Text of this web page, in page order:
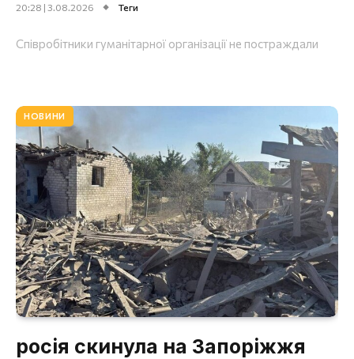
20:28 | 3.08.2026 Теги
Співробітники гуманітарної організації не постраждали
НОВИНИ
росія скинула на Запоріжжя